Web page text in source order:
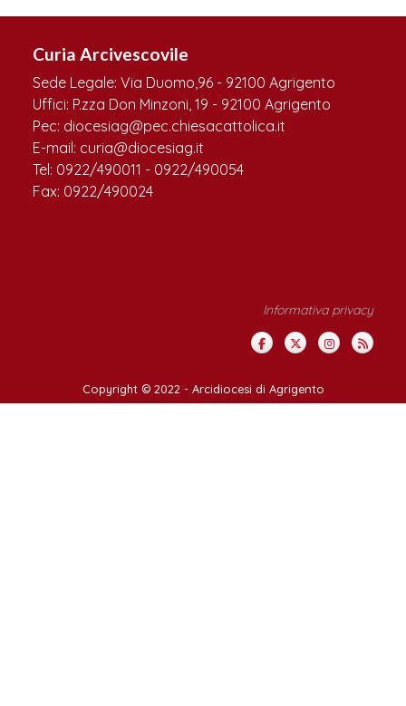
Curia Arcivescovile
Sede Legale: Via Duomo,96 - 92100 Agrigento
Uffici: P.zza Don Minzoni, 19 - 92100 Agrigento
Pec: diocesiag@pec.chiesacattolica.it
E-mail: curia@diocesiag.it
Tel: 0922/490011 - 0922/490054
Fax: 0922/490024
Informativa privacy
Copyright © 2022 - Arcidiocesi di Agrigento